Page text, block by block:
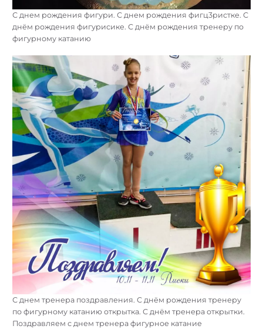
С днем рождения фигури. С днем рождения фигц3ристке. С
днём рождения фигурисике. С днём рождения тренеру по
фигурному катанию
С днем тренера поздравления. С днём рождения тренеру
по фигурному катанию открытка. С днём тренера открытки.
Поздравляем с днем тренера фигурное катание